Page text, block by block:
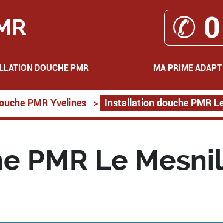
✆
DOUCHE PMR MA PRIME ADAPT
PMR Yvelines > Installation douche PMR
PMR Le